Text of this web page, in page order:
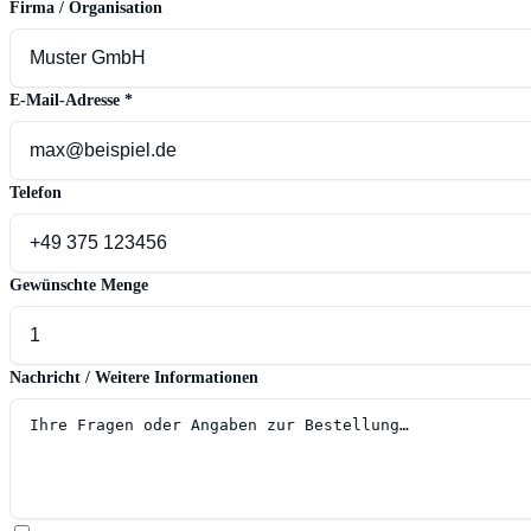
Firma / Organisation
E-Mail-Adresse *
Telefon
Gewünschte Menge
Nachricht / Weitere Informationen